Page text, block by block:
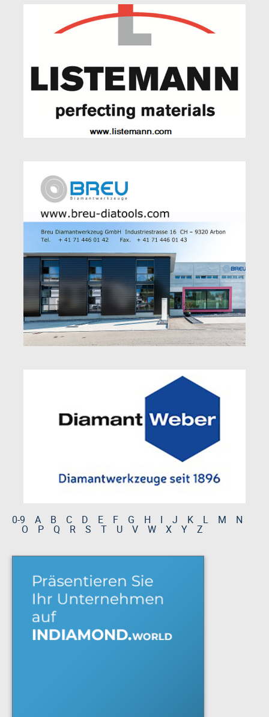
0-9 A B C D E F G H I J K L M N
O P Q R S T U V W X Y Z